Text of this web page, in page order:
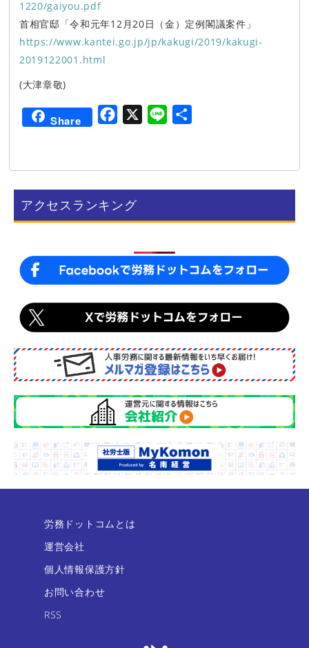
1220/gaiyou.pdf
首相官邸「令和元年12月20日（金）定例閣議案件」
https://www.kantei.go.jp/jp/kakugi/2019/kakugi-
2019122001.html
(大津章敬)
Share
e
b
o
e
アクセスランキング
労務ドットコムとは
運営会社
個人情報保護方針
お問い合わせ
RSS